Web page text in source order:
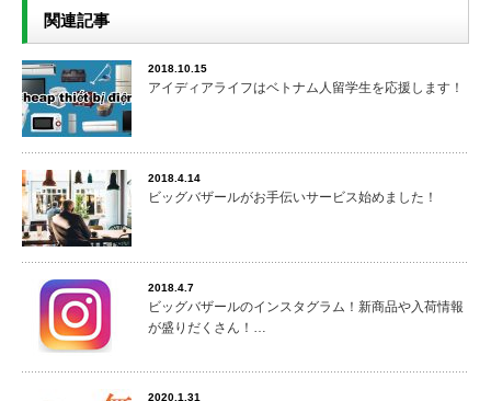
関連記事
2018.10.15
アイディアライフはベトナム人留学生を応援します！
2018.4.14
ビッグバザールがお手伝いサービス始めました！
2018.4.7
ビッグバザールのインスタグラム！新商品や入荷情報
が盛りだくさん！…
2020.1.31